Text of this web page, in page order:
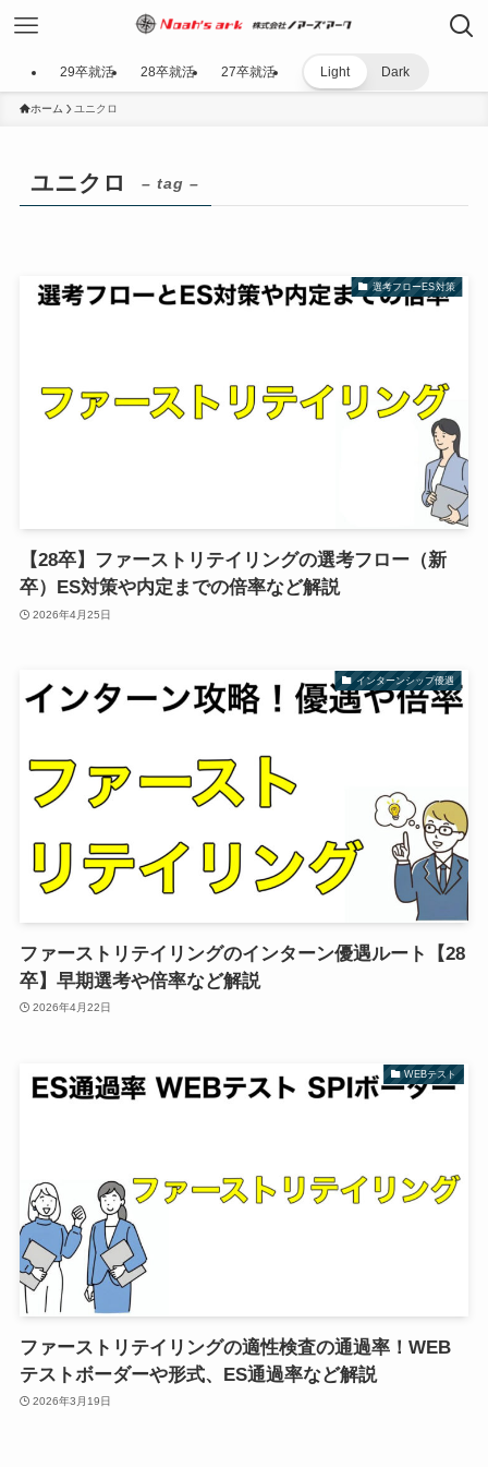
29卒就活 28卒就活 27卒就活 Light Dark
ホーム ユニクロ
ユニクロ – tag –
選考フローES対策
【28卒】ファーストリテイリングの選考フロー（新
卒）ES対策や内定までの倍率など解説
2026年4月25日
インターンシップ優遇
ファーストリテイリングのインターン優遇ルート【28
卒】早期選考や倍率など解説
2026年4月22日
WEBテスト
ファーストリテイリングの適性検査の通過率！WEB
テストボーダーや形式、ES通過率など解説
2026年3月19日